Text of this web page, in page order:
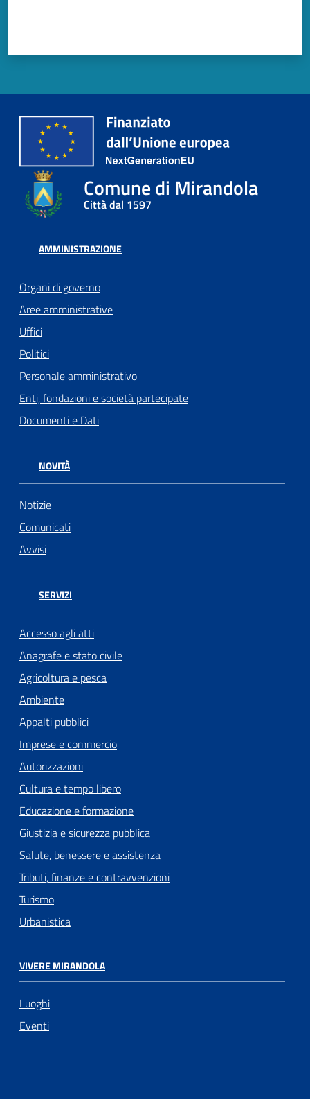
Comune di Mirandola
Città dal 1597
AMMINISTRAZIONE
Organi di governo
Aree amministrative
Uffici
Politici
Personale amministrativo
Enti, fondazioni e società partecipate
Documenti e Dati
NOVITÀ
Notizie
Comunicati
Avvisi
SERVIZI
Accesso agli atti
Anagrafe e stato civile
Agricoltura e pesca
Ambiente
Appalti pubblici
Imprese e commercio
Autorizzazioni
Cultura e tempo libero
Educazione e formazione
Giustizia e sicurezza pubblica
Salute, benessere e assistenza
Tributi, finanze e contravvenzioni
Turismo
Urbanistica
VIVERE MIRANDOLA
Luoghi
Eventi